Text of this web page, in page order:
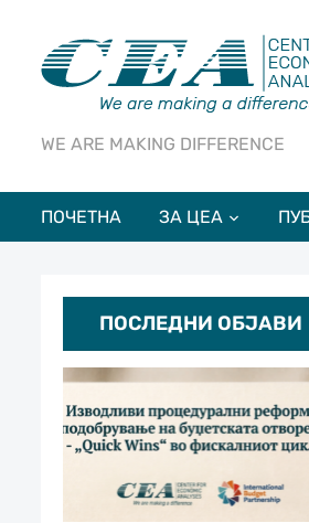
WE ARE MAKING DIFFERENCE
ПОЧЕТНА ЗА ЦЕА
ПОСЛЕДНИ ОБЈАВИ